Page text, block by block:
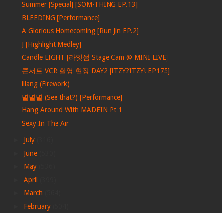
Summer [Special] [SOM-THING EP.13]
BLEEDING [Performance]
A Glorious Homecoming [Run Jin EP.2]
J [Highlight Medley]
Candle LIGHT [라잇썸 Stage Cam @ MINI LIVE]
콘서트 VCR 촬영 현장 DAY2 [ITZY?ITZY! EP175]
illang (Firework)
별별별 (See that?) [Performance]
Hang Around With MADEIN Pt 1
Sexy In The Air
July
June
May
April
March
February